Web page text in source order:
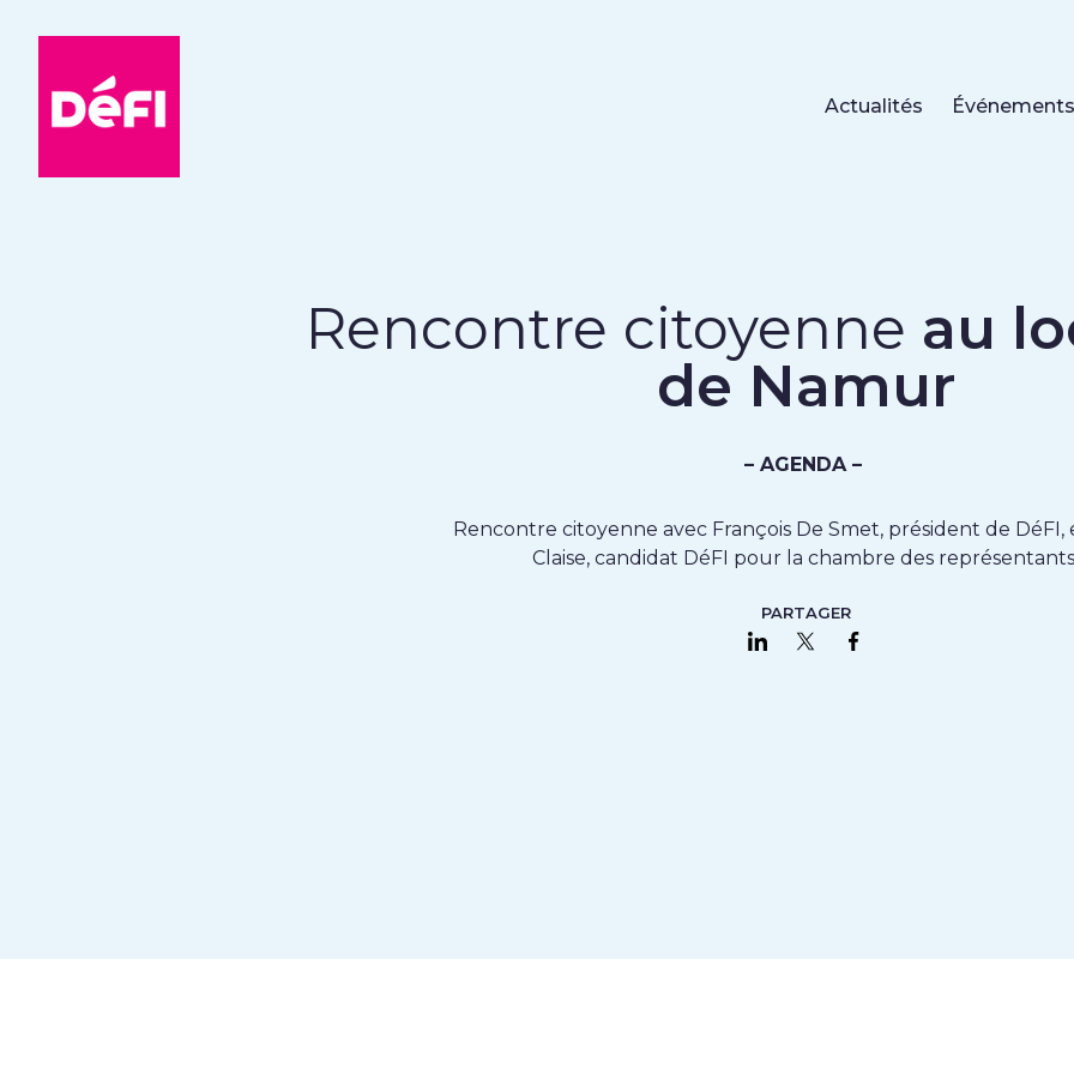
Actualités Événements
Rencontre citoyenne au
de Namur
– AGENDA –
Rencontre citoyenne avec François De Smet, président de DéFI,
Claise, candidat DéFI pour la chambre des
PARTAGER
Partager sur LinkedIn
Partager sur Twitter